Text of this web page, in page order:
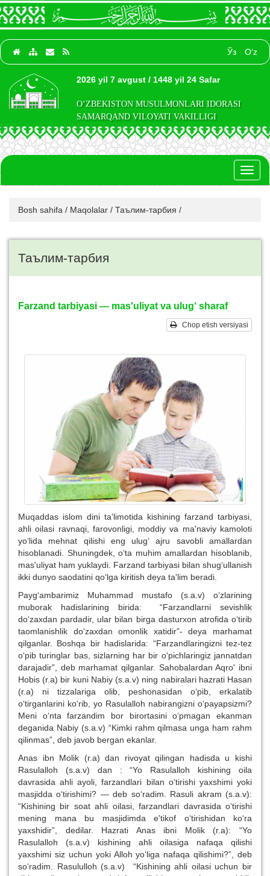
Ўз O‘z
2026 yil 7 avgust / 1448 yil 24 Safar
O‘ZBEKISTON MUSULMONLARI IDORASI
SAMARQAND VILOYATI VAKILLIGI
Bosh sahifa / Maqolalar / Таълим-тарбия /
Таълим-тарбия
Farzand tarbiyasi — mas'uliyat va ulug‘ sharaf
Chop etish versiyasi
Muqaddas islom dini ta'limotida kishining farzand tarbiyasi,
ahli oilasi ravnaqi, farovonligi, moddiy va ma'naviy kamoloti
yo‘lida mehnat qilishi eng ulug‘ ajru savobli amallardan
hisoblanadi. Shuningdek, o‘ta muhim amallardan hisoblanib,
mas'uliyat ham yuklaydi. Farzand tarbiyasi bilan shug‘ullanish
ikki dunyo saodatini qo‘lga kiritish deya ta'lim beradi.
Payg‘ambarimiz Muhammad mustafo (s.a.v) o‘zlarining
muborak hadislarining birida: “Farzandlarni sevishlik
do‘zaxdan pardadir, ular bilan birga dasturxon atrofida o‘tirib
taomlanishlik do‘zaxdan omonlik xatidir”- deya marhamat
qilganlar. Boshqa bir hadislarida: “Farzandlaringizni tez-tez
o‘pib turinglar bas, sizlarning har bir o‘pichlaringiz jannatdan
darajadir”, deb marhamat qilganlar. Sahobalardan Aqro' ibni
Hobis (r.a) bir kuni Nabiy (s.a.v) ning nabiralari hazrati Hasan
(r.a) ni tizzalariga olib, peshonasidan o‘pib, erkalatib
o‘tirganlarini ko‘rib, yo Rasulalloh nabirangizni o‘payapsizmi?
Meni o‘nta farzandim bor birortasini o‘pmagan ekanman
deganida Nabiy (s.a.v) “Kimki rahm qilmasa unga ham rahm
qilinmas”, deb javob bergan ekanlar.
Anas ibn Molik (r.a) dan rivoyat qilingan hadisda u kishi
Rasulalloh (s.a.v) dan : “Yo Rasulalloh kishining oila
davrasida ahli ayoli, farzandlari bilan o‘tirishi yaxshimi yoki
masjidda o‘tirishimi? — deb so‘radim. Rasuli akram (s.a.v):
“Kishining bir soat ahli oilasi, farzandlari davrasida o‘tirishi
mening mana bu masjidimda e'tikof o‘tirishidan ko‘ra
yaxshidir”, dedilar. Hazrati Anas ibni Molik (r.a): “Yo
Rasulalloh (s.a.v) kishining ahli oilasiga nafaqa qilishi
yaxshimi siz uchun yoki Alloh yo‘liga nafaqa qilishimi?”, deb
so‘radim. Rasululloh (s.a.v) “Kishining ahli oilasi uchun bir